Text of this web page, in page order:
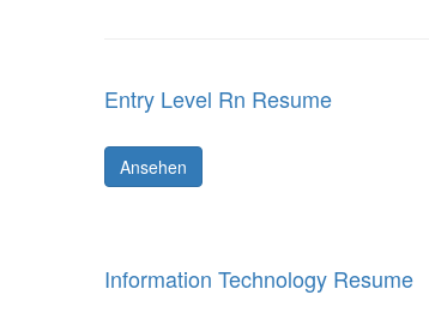
Entry Level Rn Resume
Ansehen
Information Technology Resume